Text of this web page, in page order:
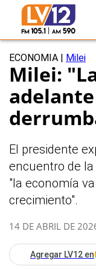
ECONOMIA Milei
Milei:
adelante
El presidente
encuentro de
"la economía
crecimiento".
14 DE ABRIL DE
Agregar LV12 en